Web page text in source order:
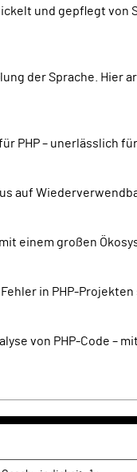
PHP – unerlässlich
auf
einem großen
in PHP-
von PHP-Code –